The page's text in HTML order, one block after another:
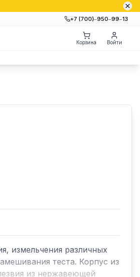
+7 (700)‒950‒99‒13
Корзина Войти
измельчения различных
теста. Корпус из
из нержавеющей